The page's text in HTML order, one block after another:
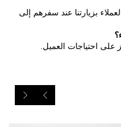
بزيارتنا عند سفرهم إلى
على احتياجات العميل.